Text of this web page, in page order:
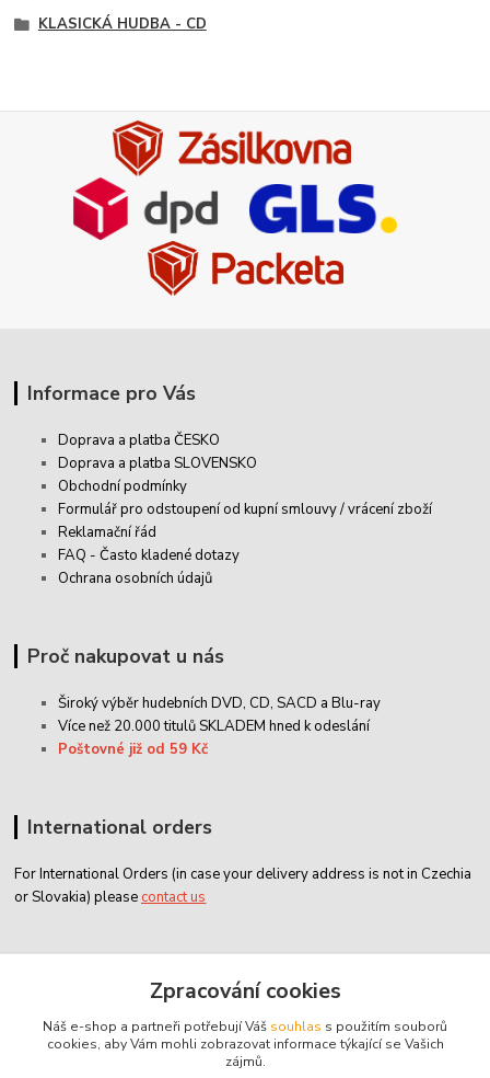
KLASICKÁ HUDBA - CD
Informace pro Vás
Doprava a platba ČESKO
Doprava a platba SLOVENSKO
Obchodní podmínky
Formulář pro odstoupení od kupní smlouvy / vrácení zboží
Reklamační řád
FAQ - Často kladené dotazy
Ochrana osobních údajů
Proč nakupovat u nás
Široký výběr hudebních DVD, CD,SACD a Blu-ray
Více než 20.000 titulů SKLADEM hned k odeslání
Poštovné již od 59 Kč
International orders
For International Orders (in case your delivery address is not in Czechia
or Slovakia) please contact us
classicdvd@classicdvd.cz
Zpracování cookies
Náš e-shop a partneři potřebují Váš souhlas s použitím souborů
cookies, aby Vám mohli zobrazovat informace týkající se Vašich
zájmů.